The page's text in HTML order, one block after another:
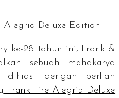
Alegria Deluxe Edition
ke-28 tahun ini, Frank &
sebuah mahakarya
dihiasi dengan berlian
Frank Fire Alegria Deluxe